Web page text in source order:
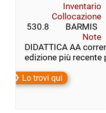
Inventario
Collocazione
530.8        BARMIS
Note
DIDATTICA AA
edizione più recente
Lo trovi qui